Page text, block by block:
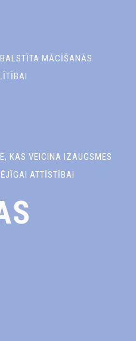
MĀCĪŠANĀS
KAS VEICINA IZAUGSMES
ATTĪSTĪBAI